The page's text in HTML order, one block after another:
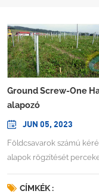
Ground Screw-One
alapozó
JUN 05, 2023
Földcsavarok számú
alapok rögzítését
telepítéshez.
CÍMKÉK :